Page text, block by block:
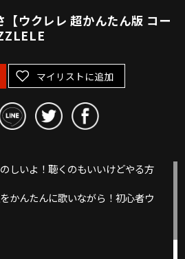
ウクレレ 超かんたん版 コー
マイリストに追加
しいよ！聴くのもいいけどやる方
かんたんに歌いながら！初心者ウ